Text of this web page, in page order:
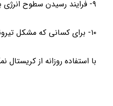
۹- فرایند رسیدن سطوح انرژی به بدن را بهتر می کند.
۱۰- برای کسانی که مشکل تیروئید دارند مفید است.
با استفاده روزانه از